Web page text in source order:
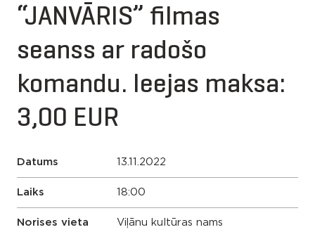
“JANVĀRIS” filmas
seanss ar radošo
komandu. Ieejas maksa:
3,00 EUR
Datums 13.11.2022
Laiks 18:00
Norises vieta Viļānu kultūras nams